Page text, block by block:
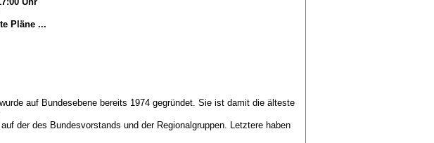
Pläne ...
auf Bundesebene bereits 1974 gegründet. Sie ist damit die älteste
der des Bundesvorstands und der Regionalgruppen. Letztere haben